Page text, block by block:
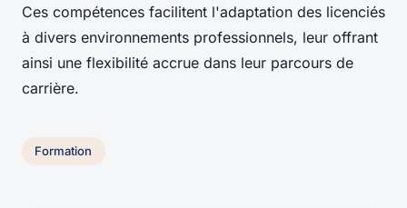
Ces compétences facilitent l'adaptation des licenciés
à divers environnements professionnels, leur offrant
ainsi une flexibilité accrue dans leur parcours de
carrière.
Formation